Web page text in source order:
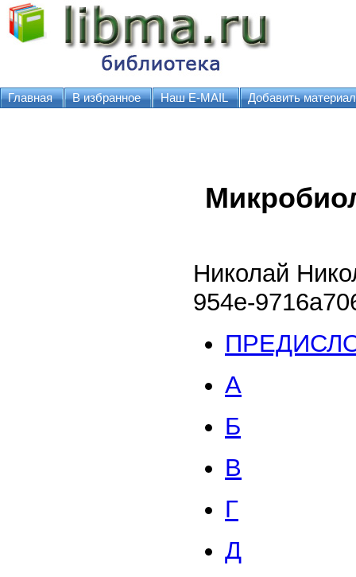
Главная В избранное Наш E-MAIL Добавить материал
Николай
954e-
А
Б
В
Г
Д